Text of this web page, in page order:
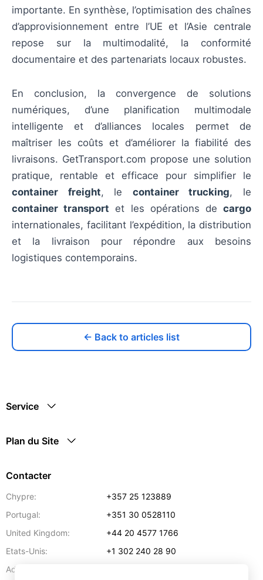
importante. En synthèse, l’optimisation des chaînes
d’approvisionnement entre l’UE et l’Asie centrale
repose sur la multimodalité, la conformité
documentaire et des partenariats locaux robustes.
En conclusion, la convergence de solutions
numériques, d’une planification multimodale
intelligente et d’alliances locales permet de
maîtriser les coûts et d’améliorer la fiabilité des
livraisons. GetTransport.com propose une solution
pratique, rentable et efficace pour simplifier le
container freight, le container trucking, le
container transport et les opérations decargo
internationales, facilitant l’expédition, la distribution
et la livraison pour répondre aux besoins
logistiques contemporains.
← Back to articles list
Service
Plan du Site
Contacter
Chypre:
+357 25 123889
Portugal:
+351 30 0528110
United Kingdom:
+44 20 4577 1766
Etats-Unis:
+1 302 240 28 90
Adresse: